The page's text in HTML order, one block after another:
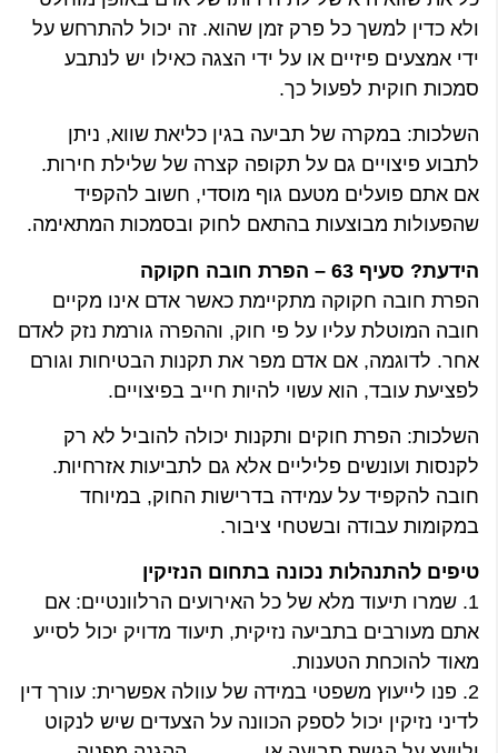
ולא כדין למשך כל פרק זמן שהוא. זה יכול להתרחש על
ידי אמצעים פיזיים או על ידי הצגה כאילו יש לנתבע
סמכות חוקית לפעול כך.
השלכות: במקרה של תביעה בגין כליאת שווא, ניתן
לתבוע פיצויים גם על תקופה קצרה של שלילת חירות.
אם אתם פועלים מטעם גוף מוסדי, חשוב להקפיד
שהפעולות מבוצעות בהתאם לחוק ובסמכות המתאימה.
הידעת? סעיף 63 – הפרת חובה חקוקה
הפרת חובה חקוקה מתקיימת כאשר אדם אינו מקיים
חובה המוטלת עליו על פי חוק, וההפרה גורמת נזק לאדם
אחר. לדוגמה, אם אדם מפר את תקנות הבטיחות וגורם
לפציעת עובד, הוא עשוי להיות חייב בפיצויים.
השלכות: הפרת חוקים ותקנות יכולה להוביל לא רק
לקנסות ועונשים פליליים אלא גם לתביעות אזרחיות.
חובה להקפיד על עמידה בדרישות החוק, במיוחד
במקומות עבודה ובשטחי ציבור.
טיפים להתנהלות נכונה בתחום הנזיקין
1. שמרו תיעוד מלא של כל האירועים הרלוונטיים: אם
אתם מעורבים בתביעה נזיקית, תיעוד מדויק יכול לסייע
מאוד להוכחת הטענות.
2. פנו לייעוץ משפטי במידה של עוולה אפשרית: עורך דין
לדיני נזיקין יכול לספק הכוונה על הצעדים שיש לנקוט